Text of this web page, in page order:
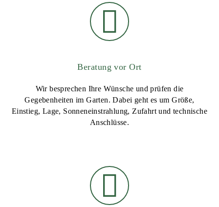
Beratung vor Ort
Wir besprechen Ihre Wünsche und prüfen die
Gegebenheiten im Garten. Dabei geht es um Größe,
Einstieg, Lage, Sonneneinstrahlung, Zufahrt und technische
Anschlüsse.